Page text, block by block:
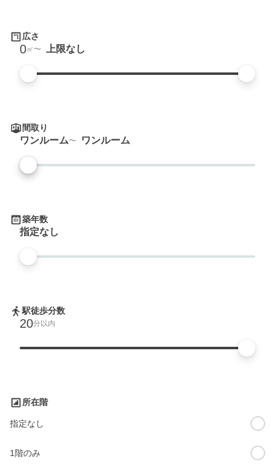
広さ
0㎡ 上限なし
間取り
ワンルーム ワンルーム
築年数
指定なし
駅徒歩分数
20分以内
所在階
指定なし
1階のみ